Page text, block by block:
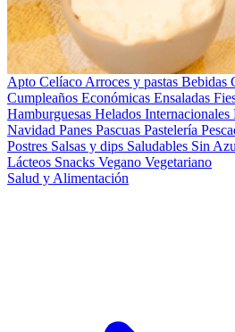
Apto Celíaco Arroces y pastas Bebidas
Cumpleaños Económicas Ensaladas
Hamburguesas Helados Internacionales
Navidad Panes Pascuas Pastelería
Postres Salsas y dips Saludables Sin
Lácteos Snacks Vegano Vegetariano
Salud y Alimentación